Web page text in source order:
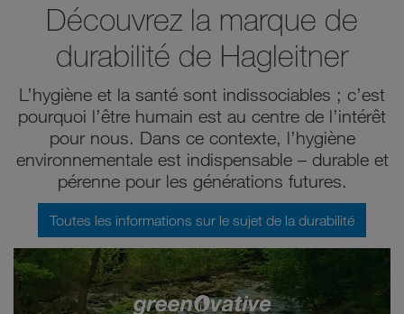
Découvrez la marque de
durabilité de Hagleitner
L’hygiène et la santé sont indissociables ; c’est
pourquoi l’être humain est au centre de l’intérêt
pour nous. Dans ce contexte, l’hygiène
environnementale est indispensable – durable et
pérenne pour les générations futures.
Toutes les informations sur le sujet de la durabilité